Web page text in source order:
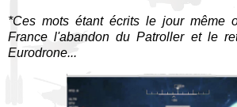
*Ces mots étant écrits le jour même
France l'abandon du Patroller et le
Eurodrone...